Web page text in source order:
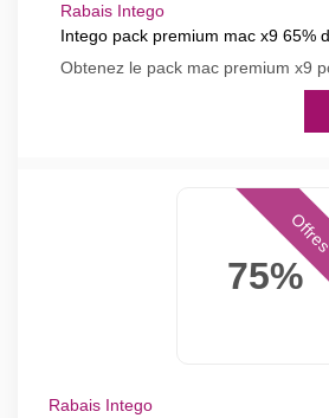
Rabais Intego
Intego pack premium mac x9 65%
Obtenez le pack mac premium x9
75%
Rabais Intego